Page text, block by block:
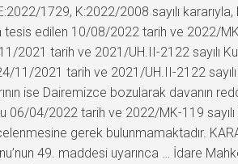
1729, K:2022/2008 sayılı kararıyla,
tesis edilen 10/08/2022 tarih ve 2022/
2021 tarih ve 2021/UH.II-2122 sayılı
11/2021 tarih ve 2021/UH.II-2122
ise Dairemizce bozularak davanın
04/2022 tarih ve 2022/MK-119 sayılı
gerek bulunmamaktadır.
49. maddesi uyarınca … İdare